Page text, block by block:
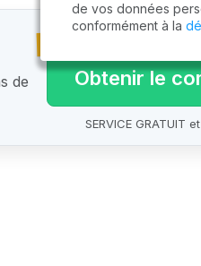
de
Obtenir le
SERVICE GRATUIT
de vos données
conformément à la